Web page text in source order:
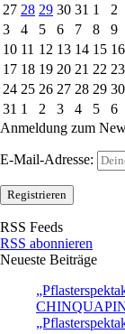
27 28 29 30 31 1
2
3
4 5 6 7 8
9
10 11 12 13 14 15 16
17 18 19 20 21 22 23
24 25 26 27 28 29 30
31 1 2 3 4 5
6
Anmeldung zum
E-Mail-Adresse:
RSS Feeds
RSS abonnieren
Neueste Beiträge